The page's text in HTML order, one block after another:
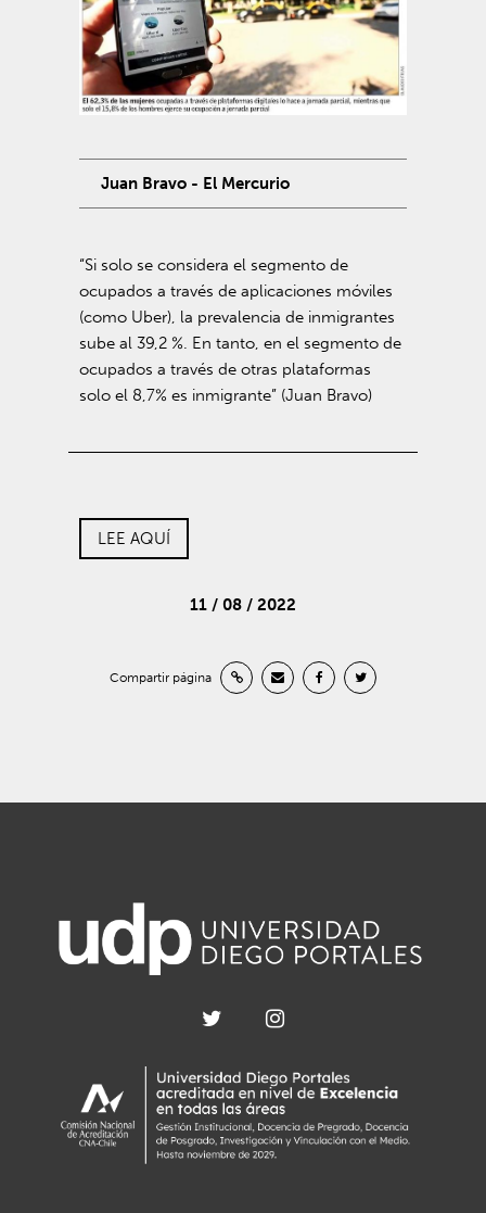
Juan Bravo - El Mercurio
“Si solo se considera el segmento de
ocupados a través de aplicaciones móviles
(como Uber), la prevalencia de inmigrantes
sube al 39,2 %. En tanto, en el segmento de
ocupados a través de otras plataformas
solo el 8,7% es inmigrante” (Juan Bravo)
LEE AQUÍ
11 / 08 / 2022
Compartir página